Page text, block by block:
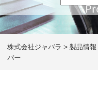
株式会社ジャバラ > 製品情報
バー